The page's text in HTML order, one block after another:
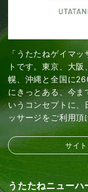
「うたたねゲイマ
トです。東京、大
幌、沖縄と全国に
にきっとある、今ま
いうコンセプトに
ッサージをご利用
サイ
うたたねニューハ